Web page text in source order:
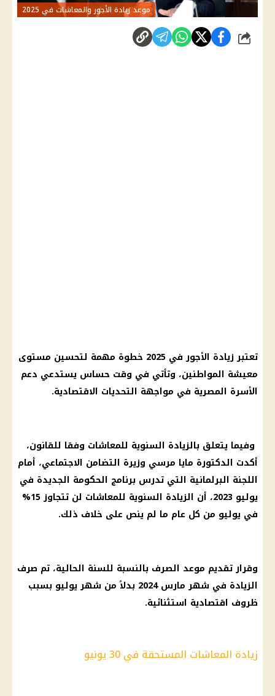
موعد زيادة الأجور والمعاشات في 2025
شارك
تعتبر زيادة الأجور في 2025 خطوة مهمة لتحسين مستوى
معيشة المواطنين، وتأتي في وقت حساس يستدعي دعم
الأسرة المصرية في مواجهة التحديات الاقتصادية.
وفيما يتعلق بالزيادة السنوية للمعاشات وفقا للقانون،
أكدت الدكتورة مايا مرسي وزيرة التضامن الاجتماعي، أمام
اللجنة البرلمانية التي تدرس برنامج الحكومة الجديدة في
يوليو 2023، أن الزيادة السنوية للمعاشات لن تتجاوز 15%
في يوليو من كل عام ما لم ينص على خلاف ذلك.
وقرار تقديم موعد الصرف بالنسبة للسنة الحالية، تم صرف
الزيادة في شهر مارس 2024 بدلاً من شهر يوليو بسبب
ظروف اقتصادية استثنائية.
زيادة المعاشات المستحقة في 30 يونيو